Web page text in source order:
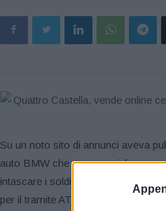
Su un noto sito di annunci aveva
auto BMW che commercializzava
intascare i soldi si è visto
per il tramite ATM postale. In